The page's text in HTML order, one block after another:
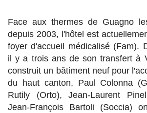
Face aux thermes de Guagno
depuis 2003, l'hôtel est
foyer d'accueil médicalisé (Fam).
il y a trois ans de son transfert à
construit un bâtiment neuf pour
du haut canton, Paul Colonna
Rutily (Orto), Jean-Laurent
Jean-François Bartoli (Soccia)